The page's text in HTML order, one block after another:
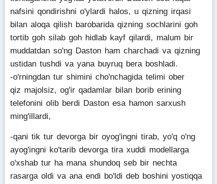
nafsini qondirishni o'ylardi halos, u qizning irqasi
bilan aloqa qilish barobarida qizning sochlarini goh
tortib goh silab goh hidlab kayf qilardi, malum bir
muddatdan so'ng Daston ham charchadi va qizning
ustidan tushdi va yana buyruq bera boshladi.
-o'rningdan tur shimini cho'nchagida telimi ober
qiz majolsiz, og'ir qadamlar bilan borib erining
telefonini olib berdi Daston esa hamon sarxush
ming'illardi,
-qani tik tur devorga bir oyog'ingni tirab, yo'q o'ng
ayog'ingni ko'tarib devorga tira xuddi modellarga
o'xshab tur ha mana shundoq seb bir nechta
rasarga oldi va ana endi bo'ldi deb boshini yostiqqa